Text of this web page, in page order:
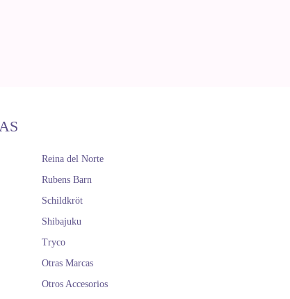
Reina del Norte
Rubens Barn
Schildkröt
Shibajuku
Tryco
Otras Marcas
Otros Accesorios